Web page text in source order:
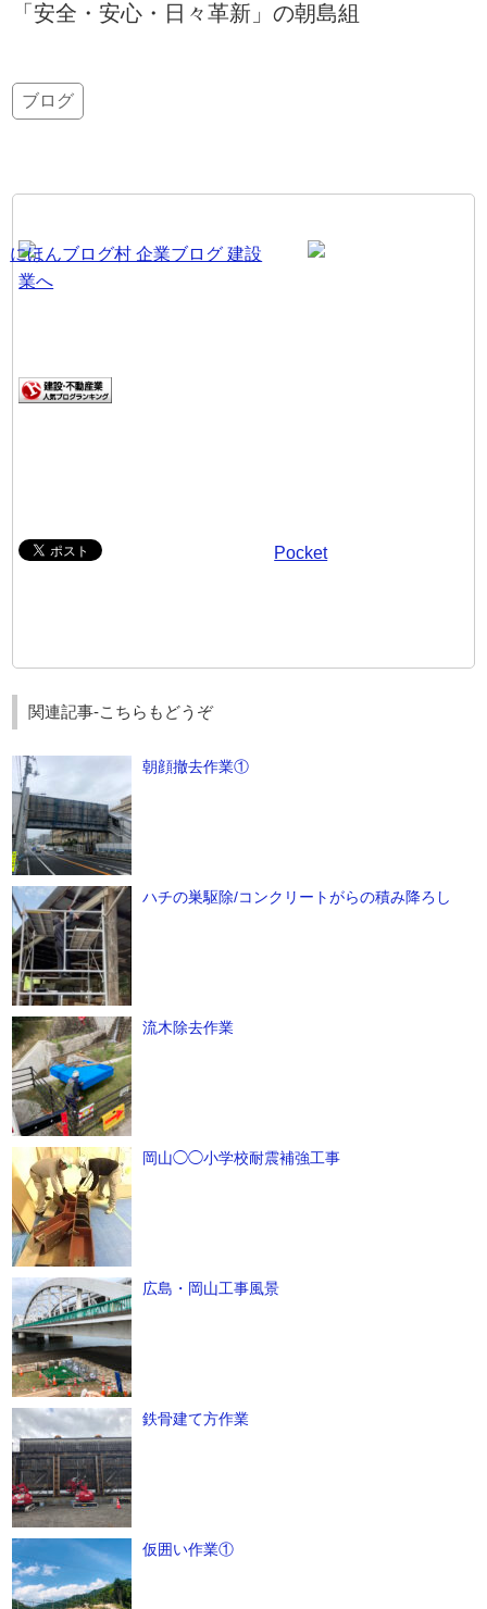
「安全・安心・日々革新」の朝島組
ブログ
Pocket
関連記事-こちらもどうぞ
朝顔撤去作業①
ハチの巣駆除/コンクリートがらの積み降ろし
流木除去作業
岡山◯◯小学校耐震補強工事
広島・岡山工事風景
鉄骨建て方作業
仮囲い作業①